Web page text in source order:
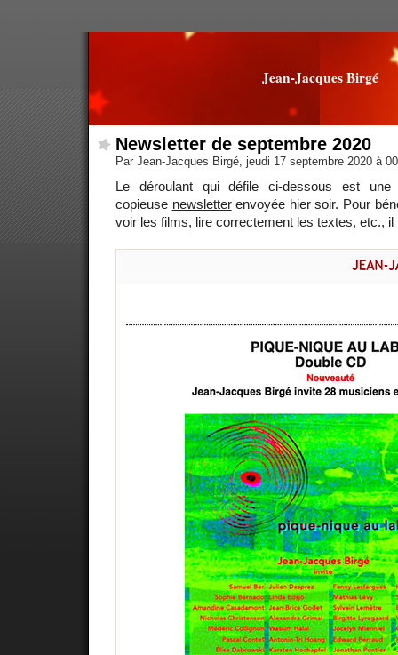
Jean-Jacques Birgé
Newsletter de septembre 2020
Par Jean-Jacques Birgé, jeudi 17 septembre 2020 à
Le déroulant qui défile ci-dessous est une
copieuse newsletterenvoyée hier soir. Pour
voir les films, lire correctement les textes, etc.,